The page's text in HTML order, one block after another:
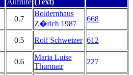
Aufrufe (Text)
0.7
Boldernhaus
Z�rich 1987
668
0.5 Rolf Schweizer 612
0.6
Maria Luise
Thurmair
227